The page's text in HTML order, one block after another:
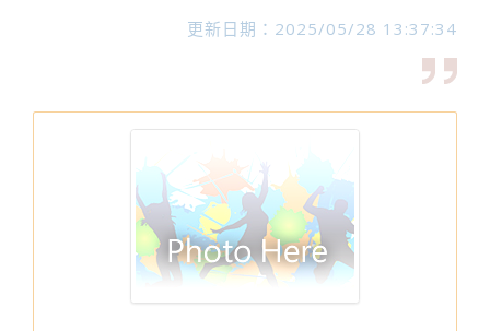
更新日期：2025/05/28 13:37:34